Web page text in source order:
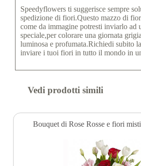
Speedyflowers ti suggerisce sempre
spedizione di fiori.Questo mazzo di
come da immagine potresti inviarlo ad
speciale,per colorare una giornata
luminosa e profumata.Richiedi subito
inviare i tuoi fiori in tutto il mondo in
Vedi prodotti simili
Bouquet di Rose Rosse e fiori